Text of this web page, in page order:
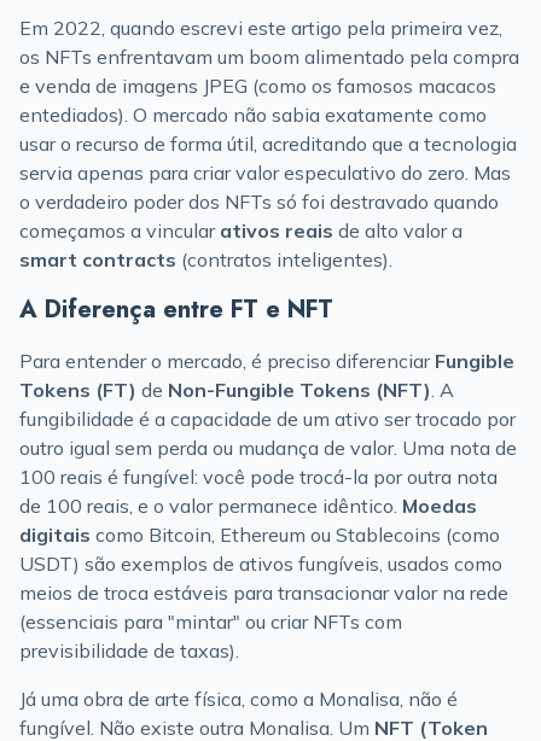
Em 2022, quando escrevi este artigo pela primeira vez,
os NFTs enfrentavam um boom alimentado pela compra
e venda de imagens JPEG (como os famosos macacos
entediados). O mercado não sabia exatamente como
usar o recurso de forma útil, acreditando que a tecnologia
servia apenas para criar valor especulativo do zero. Mas
o verdadeiro poder dos NFTs só foi destravado quando
começamos a vincular ativos reais de alto valor a
smart contracts (contratos inteligentes).
A Diferença entre FT e NFT
Para entender o mercado, é preciso diferenciar Fungible
Tokens (FT) de Non-Fungible Tokens (NFT). A
fungibilidade é a capacidade de um ativo ser trocado por
outro igual sem perda ou mudança de valor. Uma nota de
100 reais é fungível: você pode trocá-la por outra nota
de 100 reais, e o valor permanece idêntico. Moedas
digitais como Bitcoin, Ethereum ou Stablecoins (como
USDT) são exemplos de ativos fungíveis, usados como
meios de troca estáveis para transacionar valor na rede
(essenciais para "mintar" ou criar NFTs com
previsibilidade de taxas).
Já uma obra de arte física, como a Monalisa, não é
fungível. Não existe outra Monalisa. Um NFT (Token